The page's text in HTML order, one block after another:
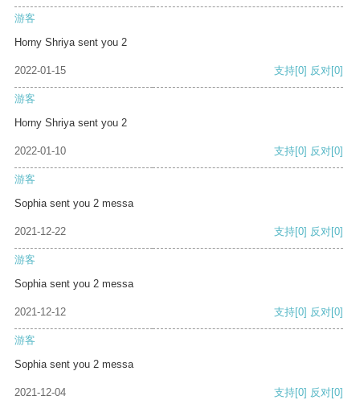
游客
Horny Shriya sent you 2
2022-01-15 支持[0] 反对[0]
游客
Horny Shriya sent you 2
2022-01-10 支持[0] 反对[0]
游客
Sophia sent you 2 messa
2021-12-22 支持[0] 反对[0]
游客
Sophia sent you 2 messa
2021-12-12 支持[0] 反对[0]
游客
Sophia sent you 2 messa
2021-12-04 支持[0] 反对[0]